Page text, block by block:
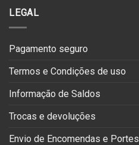
LEGAL
Pagamento seguro
Termos e Condições de uso
Informação de Saldos
Trocas e devoluções
Envio de Encomendas e Portes